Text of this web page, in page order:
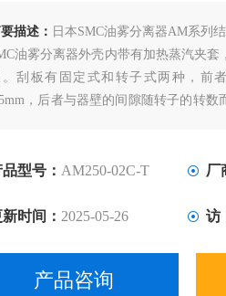
描述： 日本SMC油雾分离器AM系列
油雾分离器外壳内带有加热蒸汽夹套
刮板有固定式和转子式两种，前
，后者与器壁的间隙随转子的转数
型号： AM250-02C-T 厂
时间： 2025-05-26 访
产品咨询